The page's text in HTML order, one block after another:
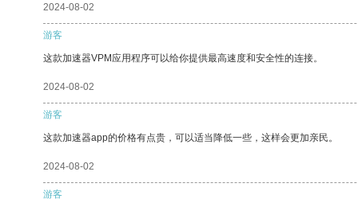
2024-08-02
游客
这款加速器VPM应用程序可以给你提供最高速度和安全性的连接。
2024-08-02
游客
这款加速器app的价格有点贵，可以适当降低一些，这样会更加亲民。
2024-08-02
游客